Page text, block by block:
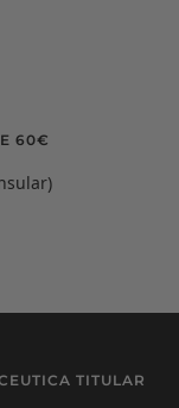
60€
TITULAR